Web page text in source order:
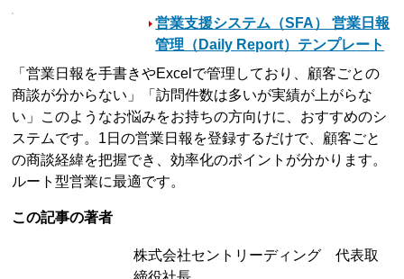
営業支援システム（SFA） 営業日報
管理（Daily Report）テンプレート
「営業日報を手書きやExcelで管理しており、顧客ごとの
商談が分からない」「訪問件数は多いが実績が上がらな
い」このようなお悩みをお持ちの方向けに、おすすめのシ
ステムです。1日の営業日報を登録するだけで、顧客ごと
の商談経緯を把握でき、効率化のポイントが分かります。
ルート型営業に最適です。
この記事の著者
株式会社セントリーディング 代表取